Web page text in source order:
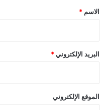
*
الاسم *
البريد الإلكتروني *
الموقع الإلكتروني